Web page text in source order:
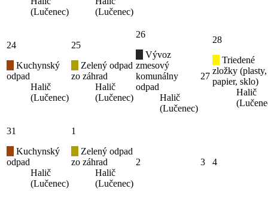
(Lučenec)
(Lučenec)
24
Kuchynský
odpad
Halič
(Lučenec)
25
Zelený odpad
zo záhrad
Halič
(Lučenec)
26
Vývoz
zmesový
komunálny
odpad
Halič
(Lučenec)
27
28
Triedené
zložky (plasty,
papier, sklo)
Halič
31
Kuchynský
odpad
Halič
(Lučenec)
1
Zelený odpad
zo záhrad
Halič
(Lučenec)
2 3 4